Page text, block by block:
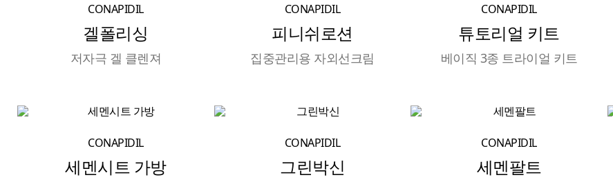
CONAPIDIL
겔폴리싱
저자극 겔 클렌져
CONAPIDIL
피니쉬로션
집중관리용 자외선크림
CONAPIDIL
튜토리얼 키트
베이직 3종 트라이얼 키트
CONAPIDIL
세멘시트 가방
CONAPIDIL
그린박신
CONAPIDIL
세멘팔트